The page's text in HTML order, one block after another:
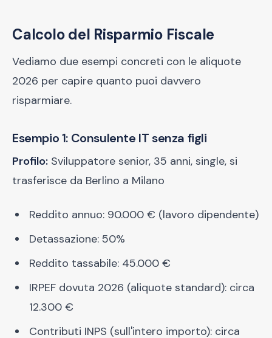
Calcolo del Risparmio Fiscale
Vediamo due esempi concreti con le aliquote
2026 per capire quanto puoi davvero
risparmiare.
Esempio 1: Consulente IT senza figli
Profilo: Sviluppatore senior, 35 anni, single, si
trasferisce da Berlino a Milano
Reddito annuo: 90.000 € (lavoro dipendente)
Detassazione: 50%
Reddito tassabile: 45.000 €
IRPEF dovuta 2026 (aliquote standard): circa
12.300 €
Contributi INPS (sull'intero importo): circa